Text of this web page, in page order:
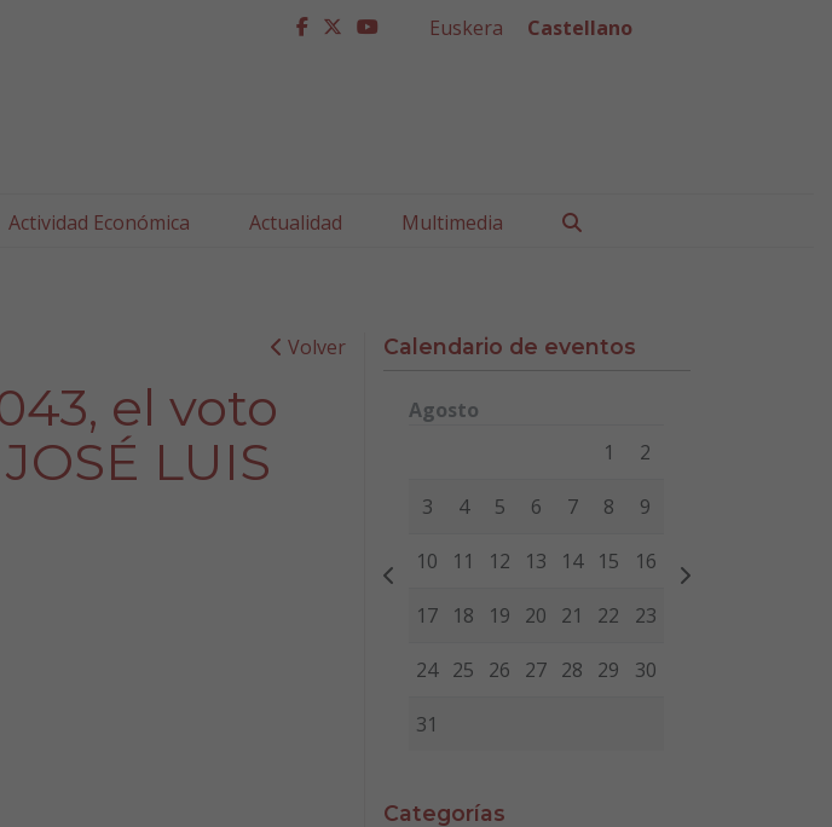
facebook
twitter
youtube
Euskera Castellano
Actividad Económica Actualidad Multimedia
Volver
el voto
LUIS
Calendario de eventos
Agosto
Miércoles Jueves
1 2
3 4 5 6 7 8 9
10 11 12 13 14 15 16
17 18 19 20 21 22 23
24 25 26 27 28 29 30
31
Categorías